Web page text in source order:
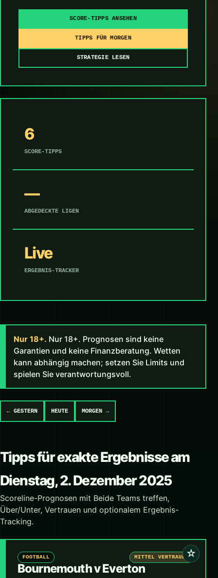
SCORE-TIPPS ANSEHEN
TIPPS FÜR MORGEN
STRATEGIE LESEN
6
SCORE-TIPPS
—
ABGEDECKTE LIGEN
Live
ERGEBNIS-TRACKER
Nur 18+. Nur 18+. Prognosen sind keine
Garantien und keine Finanzberatung. Wetten
kann abhängig machen; setzen Sie Limits und
spielen Sie verantwortungsvoll.
← GESTERN HEUTE MORGEN →
Tipps für exakte Ergebnisse am
Dienstag, 2. Dezember 2025
Scoreline-Prognosen mit Beide Teams treffen,
Über/Unter, Vertrauen und optionalem Ergebnis-
Tracking.
☆
FOOTBALL MITTEL VERTRAUEN
Bournemouth v Everton